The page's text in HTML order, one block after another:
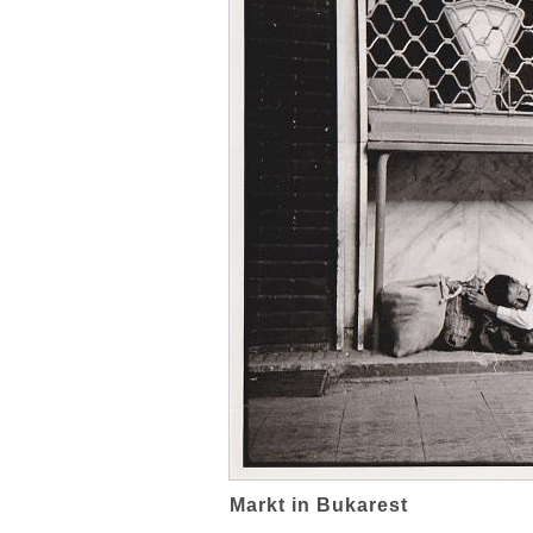
Markt in Bukarest